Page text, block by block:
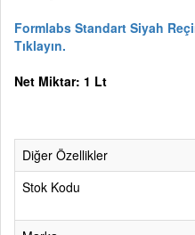
Formlabs Standart Siyah
Tıklayın.
Net Miktar: 1 Lt
Diğer Özellikler
Stok Kodu